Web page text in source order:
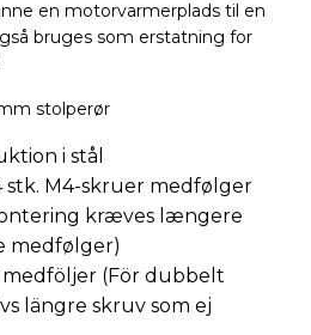
en motorvarmerplads til en
bruges som erstatning for
stolperør
i stål
M4-skruer medfølger
kræves længere
medfølger)
medföljer (För dubbelt
längre skruv som ej